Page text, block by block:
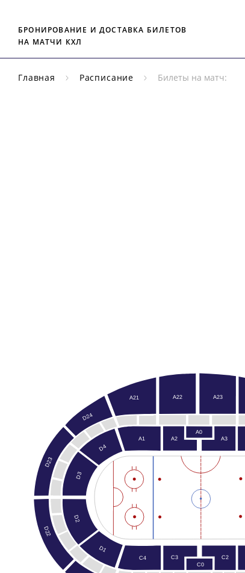
БРОНИРОВАНИЕ И ДОСТАВКА БИЛЕТОВ
НА МАТЧИ КХЛ
Главная Расписание Билеты на матч:
A3
A2
A0
A1
D4
D3
C2
C3
C0
C4
D1
D2
D22
D24
D23
A23
A22
A21